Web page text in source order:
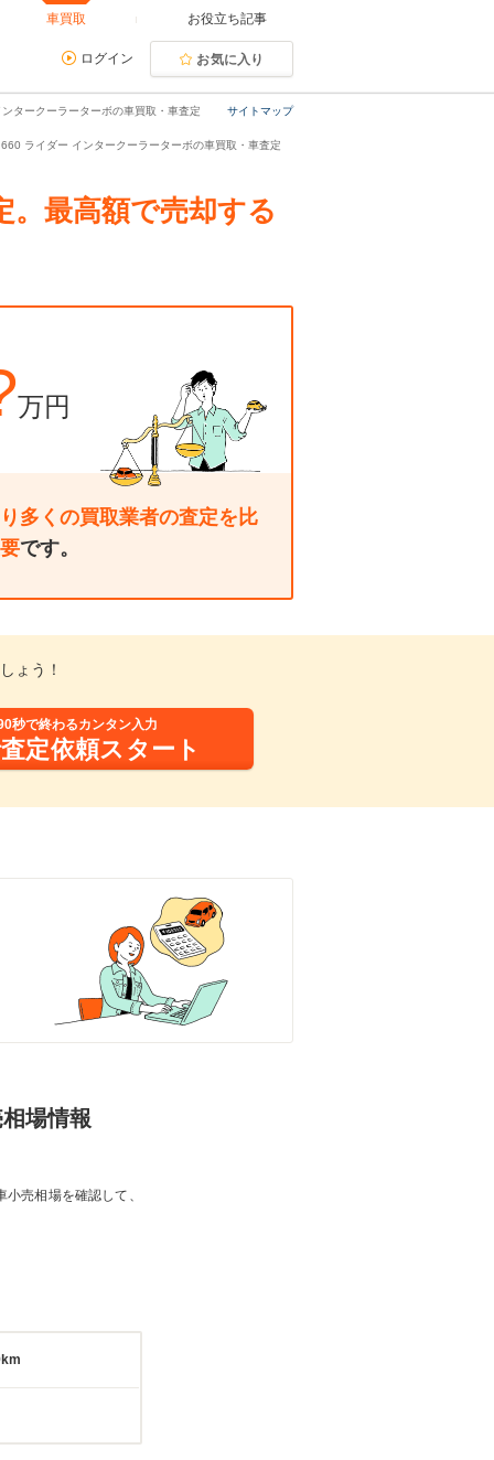
車買取 お役立ち記事
ログイン お気に入り
サイトマップ
タークーラーターボの車買取・車査定
ライダー インタークーラーターボの車買取・車査定
最高額で売却する
万円
多くの買取業者の査定を比
です。
ょう！
秒で終わるカンタン入力
定依頼スタート
場情報
売相場を確認して、